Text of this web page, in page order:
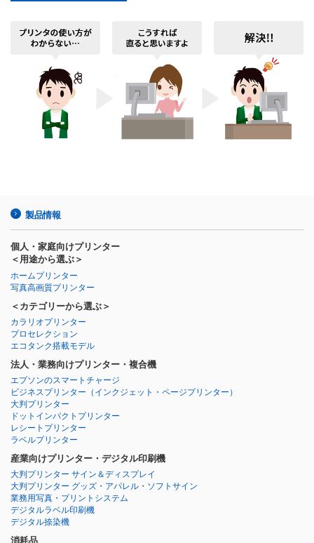
製品情報
個人・家庭向けプリンター
＜用途から選ぶ＞
ホームプリンター
写真高画質プリンター
＜カテゴリーから選ぶ＞
カラリオプリンター
プロセレクション
エコタンク搭載モデル
法人・業務向けプリンター・複合機
エプソンのスマートチャージ
ビジネスプリンター （インクジェット・ページプリンター）
大判プリンター
ドットインパクトプリンター
レシートプリンター
ラベルプリンター
産業向けプリンター・デジタル印刷機
大判プリンター サイン＆ディスプレイ
大判プリンター グッズ・アパレル・ソフトサイン
業務用写真・プリントシステム
デジタルラベル印刷機
デジタル捺染機
消耗品